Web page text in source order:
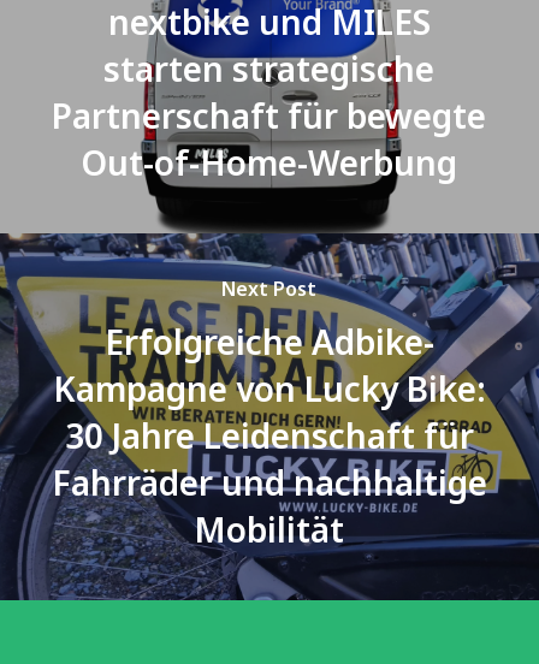
nextbike und MILES
starten strategische
Partnerschaft für bewegte
Out-of-Home-Werbung
Next Post
Erfolgreiche Adbike-
Kampagne von Lucky Bike:
30 Jahre Leidenschaft für
Fahrräder und nachhaltige
Mobilität